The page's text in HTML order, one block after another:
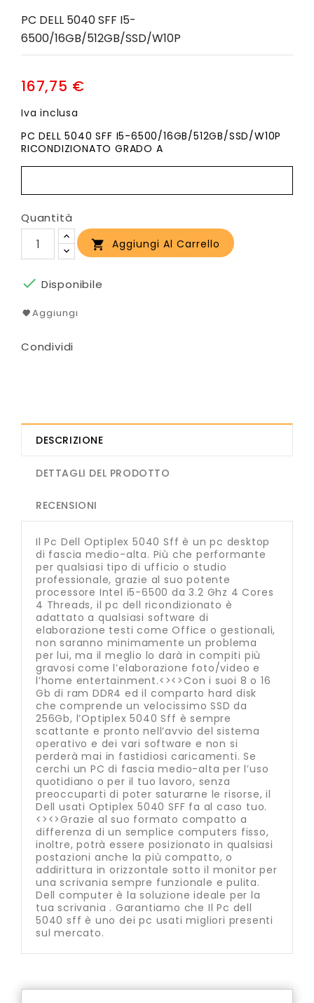
PC DELL 5040 SFF I5-
6500/16GB/512GB/SSD/W10P
167,75 €
Iva inclusa
PC DELL 5040 SFF I5-6500/16GB/512GB/SSD/W10P
RICONDIZIONATO GRADO A
Quantità
 Aggiungi Al Carrello
 Disponibile
Aggiungi
Condividi
DESCRIZIONE
DETTAGLI DEL PRODOTTO
RECENSIONI
Il Pc Dell Optiplex 5040 Sff è un pc desktop
di fascia medio-alta. Più che performante
per qualsiasi tipo di ufficio o studio
professionale, grazie al suo potente
processore Intel i5-6500 da 3.2 Ghz 4 Cores
4 Threads, il pc dell ricondizionato è
adattato a qualsiasi software di
elaborazione testi come Office o gestionali,
non saranno minimamente un problema
per lui, ma il meglio lo darà in compiti più
gravosi come l’elaborazione foto/video e
l’home entertainment.<><>Con i suoi 8 o 16
Gb di ram DDR4 ed il comparto hard disk
che comprende un velocissimo SSD da
256Gb, l’Optiplex 5040 Sff è sempre
scattante e pronto nell’avvio del sistema
operativo e dei vari software e non si
perderà mai in fastidiosi caricamenti. Se
cerchi un PC di fascia medio-alta per l’uso
quotidiano o per il tuo lavoro, senza
preoccuparti di poter saturarne le risorse, il
Dell usati Optiplex 5040 SFF fa al caso tuo.
<><>Grazie al suo formato compatto a
differenza di un semplice computers fisso,
inoltre, potrà essere posizionato in qualsiasi
postazioni anche la più compatto, o
addirittura in orizzontale sotto il monitor per
una scrivania sempre funzionale e pulita.
Dell computer è la soluzione ideale per la
tua scrivania . Garantiamo che Il Pc dell
5040 sff è uno dei pc usati migliori presenti
sul mercato.